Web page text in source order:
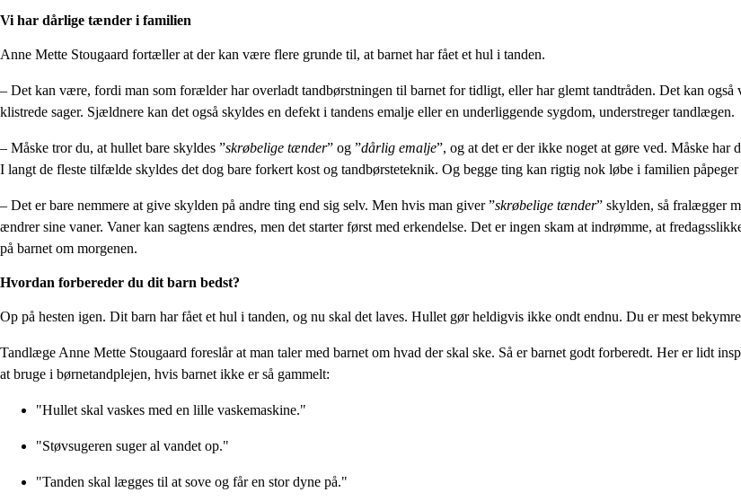
Vi har dårlige tænder i familien
Anne Mette Stougaard fortæller at der kan være flere grunde til, at barnet har fået et hul i tanden.
– Det kan være, fordi man som forælder har overladt tandbørstningen til barnet for tidligt, eller har glemt tandtråden. Det kan
klistrede sager. Sjældnere kan det også skyldes en defekt i tandens emalje eller en underliggende sygdom, understreger tandlægen.
– Måske tror du, at hullet bare skyldes ”skrøbelige tænder” og ”dårlig emalje”, og at det er der ikke noget at gøre ved. Måske har
I langt de fleste tilfælde skyldes det dog bare forkert kost og tandbørsteteknik. Og begge ting kan rigtig nok løbe i familien
– Det er bare nemmere at give skylden på andre ting end sig selv. Men hvis man giver ”skrøbelige tænder” skylden, så fralægger
ændrer sine vaner. Vaner kan sagtens ændres, men det starter først med erkendelse. Det er ingen skam at indrømme, at
på barnet om morgenen.
Hvordan forbereder du dit barn bedst?
Op på hesten igen. Dit barn har fået et hul i tanden, og nu skal det laves. Hullet gør heldigvis ikke ondt endnu. Du er mest
Tandlæge Anne Mette Stougaard foreslår at man taler med barnet om hvad der skal ske. Så er barnet godt forberedt. Her er lidt
at bruge i børnetandplejen, hvis barnet ikke er så gammelt:
"Hullet skal vaskes med en lille vaskemaskine."
"Støvsugeren suger al vandet op."
"Tanden skal lægges til at sove og får en stor dyne på."